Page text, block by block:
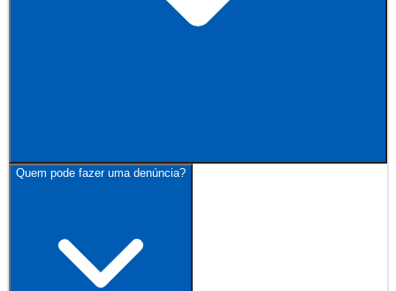
Quem pode fazer uma denúncia?